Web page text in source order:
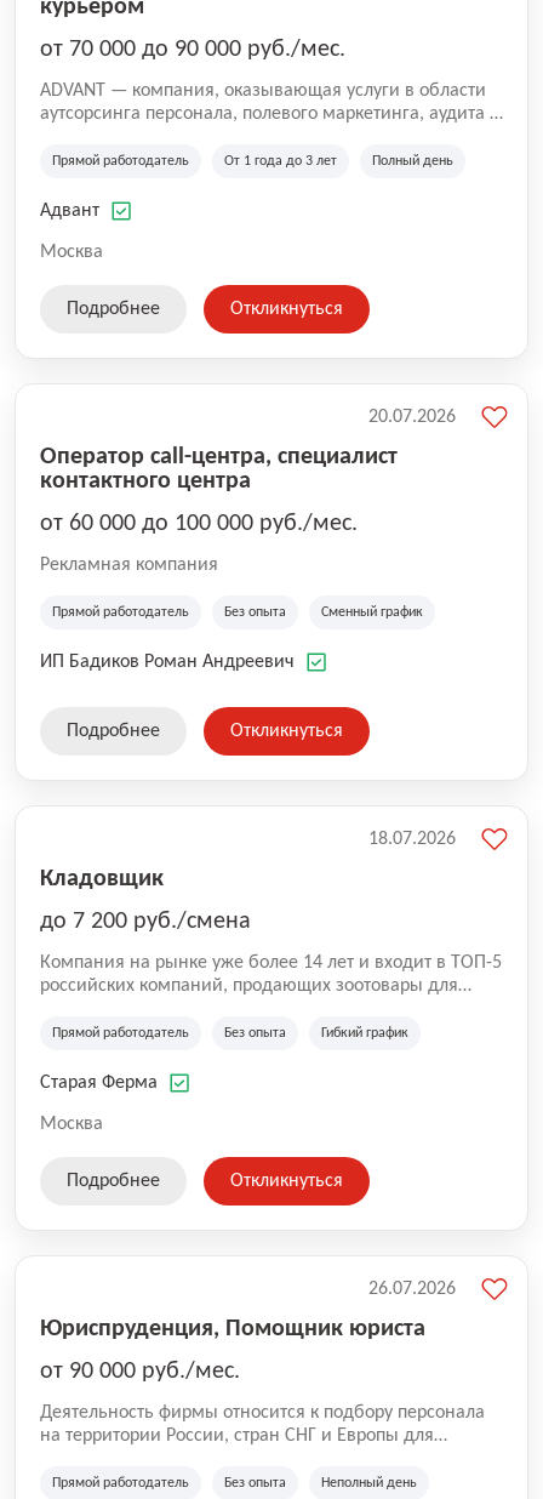
курьером
от 70 000 до 90 000 руб./мес.
ADVANT — компания, оказывающая услуги в области
аутсорсинга персонала, полевого маркетинга, аудита и
региональных клиентов. Мы работаем на рынке с
Казахстана и Беларуси, сотрудничая с компаниями из
Прямой работодатель От 1 года до 3 лет Полный день
Адвант
Москва
Подробнее Откликнуться
Оператор call-центра, специалист
контактного центра
от 60 000 до 100 000 руб./мес.
Рекламная компания
Прямой работодатель Без опыта Сменный график
ИП Бадиков Роман Андреевич
20.07.2026
Подробнее Откликнуться
Кладовщик
до 7 200 руб./смена
Компания на рынке уже более 14 лет и входит в ТОП-5
российских компаний, продающих зоотовары для
компания владеет 5 розничными магазинами, а также
России (Wildberries, Ozon, Яндекс. Маркет и
на глобальной доставке товаров по всей территории
SKU, премиальные бренды кормов и собственные
Прямой работодатель Без опыта Гибкий график
Старая Ферма
Москва
18.07.2026
Подробнее Откликнуться
Юриспруденция, Помощник юриста
от 90 000 руб./мес.
Деятельность фирмы относится к подбору персонала
на территории России, стран СНГ и Европы для
культуре и развлечениям, информационным
Прямой работодатель Без опыта Неполный день
26.07.2026